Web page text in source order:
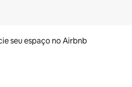
seu espaço no Airbnb